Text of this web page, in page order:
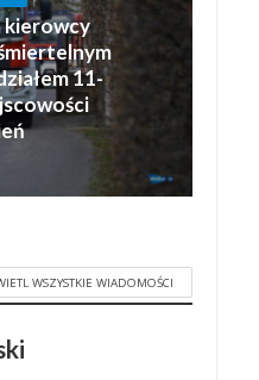
kierowcy
11-
WSZYSTKIE WIADOMOŚCI